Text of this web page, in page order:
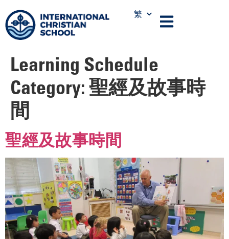
繁
Learning Schedule
Category:聖經及故事時
間
聖經及故事時間